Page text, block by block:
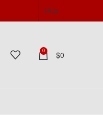
FAQs
0 $0